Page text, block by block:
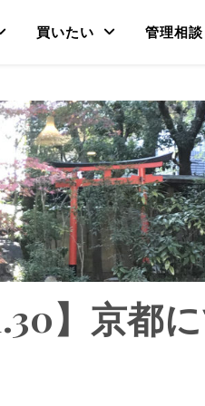
買いたい 管理相談
】京都